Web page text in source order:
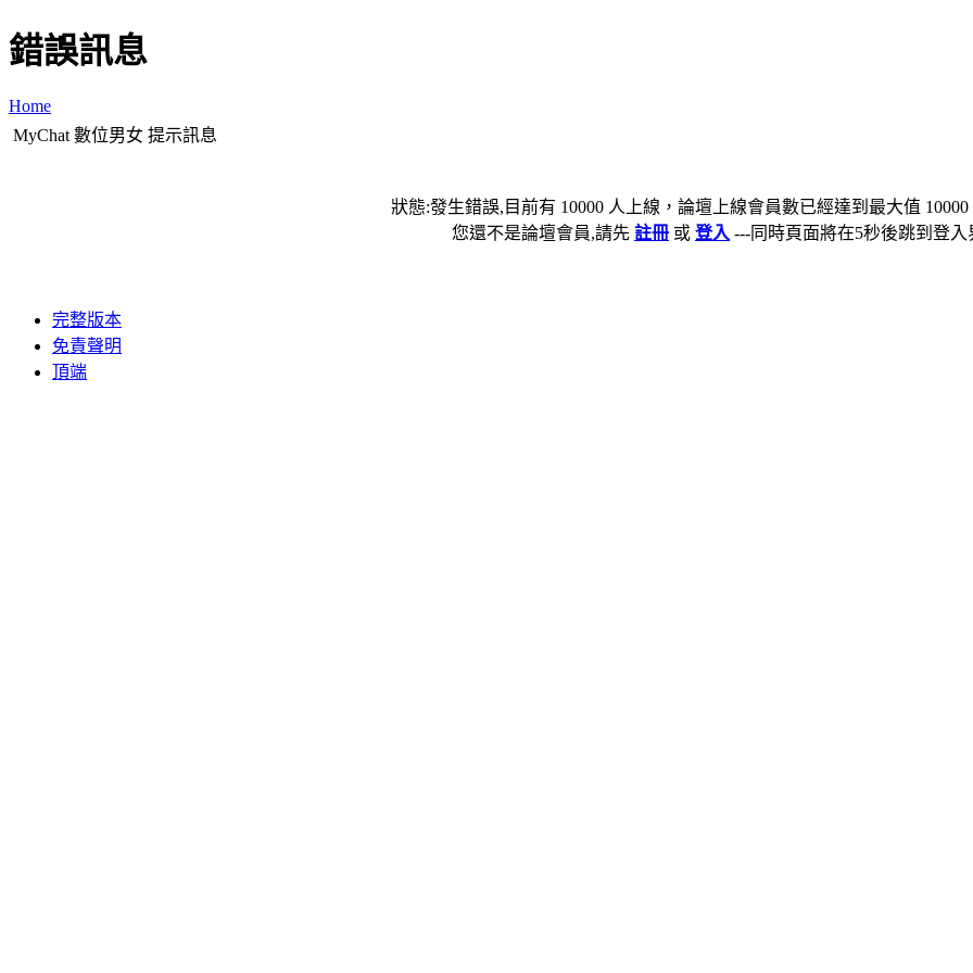
錯誤訊息
Home
MyChat 數位男女 提示訊息
狀態:發生錯誤,目前有 10000 人上線，論壇上線會員數已經達到最大值
您還不是論壇會員,請先 註冊 或 登入 ---同時頁面將在5秒後跳到登入
完整版本
免責聲明
頂端